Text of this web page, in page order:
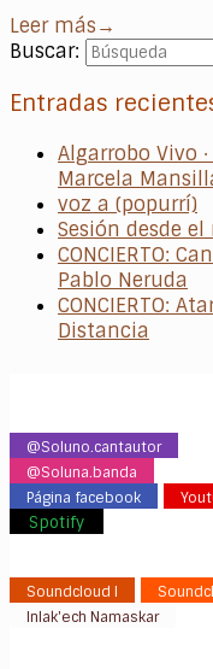
Leer más→
Buscar:
Entradas
Algarrobo Vivo
Marcela
voz a (popurrí)
Sesión desde el
CONCIERTO:
Pablo Neruda
CONCIERTO:
Distancia
@Soluno.cantautor
@Soluna.banda
Página facebook
Spotify
Soundcloud I
Inlak'ech Namaskar